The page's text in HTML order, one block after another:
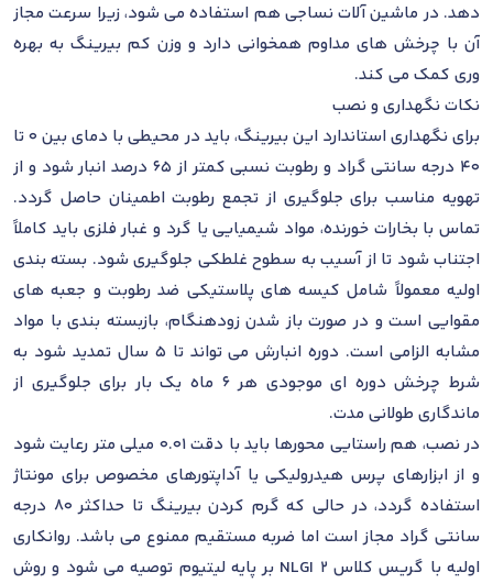
دهد. در ماشین آلات نساجی هم استفاده می شود، زیرا سرعت مجاز
آن با چرخش های مداوم همخوانی دارد و وزن کم بیرینگ به بهره
وری کمک می کند.
نکات نگهداری و نصب
برای نگهداری استاندارد این بیرینگ، باید در محیطی با دمای بین 0 تا
40 درجه سانتی گراد و رطوبت نسبی کمتر از 65 درصد انبار شود و از
تهویه مناسب برای جلوگیری از تجمع رطوبت اطمینان حاصل گردد.
تماس با بخارات خورنده، مواد شیمیایی یا گرد و غبار فلزی باید کاملاً
اجتناب شود تا از آسیب به سطوح غلطکی جلوگیری شود. بسته بندی
اولیه معمولاً شامل کیسه های پلاستیکی ضد رطوبت و جعبه های
مقوایی است و در صورت باز شدن زودهنگام، بازبسته بندی با مواد
مشابه الزامی است. دوره انبارش می تواند تا 5 سال تمدید شود به
شرط چرخش دوره ای موجودی هر 6 ماه یک بار برای جلوگیری از
ماندگاری طولانی مدت.
در نصب، هم راستایی محورها باید با دقت 0.01 میلی متر رعایت شود
و از ابزارهای پرس هیدرولیکی یا آداپتورهای مخصوص برای مونتاژ
استفاده گردد، در حالی که گرم کردن بیرینگ تا حداکثر 80 درجه
سانتی گراد مجاز است اما ضربه مستقیم ممنوع می باشد. روانکاری
اولیه با گریس کلاس NLGI 2 بر پایه لیتیوم توصیه می شود و روش